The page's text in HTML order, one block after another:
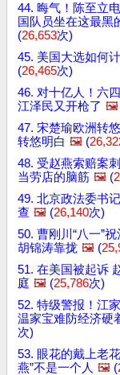
44. 晦气！陈至立
国队员坐在这最黑
(26,653次)
45. 美国大选如何
(26,465次)
46. 对十亿人！六
江泽民又开枪了 🖼️
47. 宋楚瑜欧洲转
转悠明白 🖼️ (
48. 受赵燕索赔案
当劳店的脑筋 🖼️ (
49. 北京政法委书
查 🖼️ (26,140次)
50. 曹刚川“八一”
胡锦涛靠拢 🖼️ (
51. 在美国被起诉
庭 🖼️ (25,786次)
52. 特级警报！江
温家宝难防经济硬
次)
53. 眼花的戴上老
燕”不是一个人 🖼️ (